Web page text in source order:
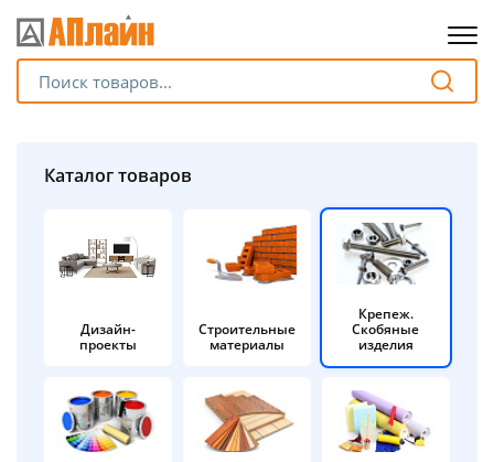
Каталог товаров
Дизайн-
проекты
Строительные
материалы
Крепеж.
Скобяные
изделия
Разбейте
без переплат
График платежей
Сегодня
%